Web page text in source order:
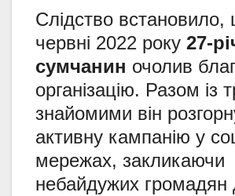
Слідство встановило,
червні 2022 року 27-
сумчанин очолив
організацію. Разом із
знайомими він
активну кампанію у
мережах, закликаючи
небайдужих громадян